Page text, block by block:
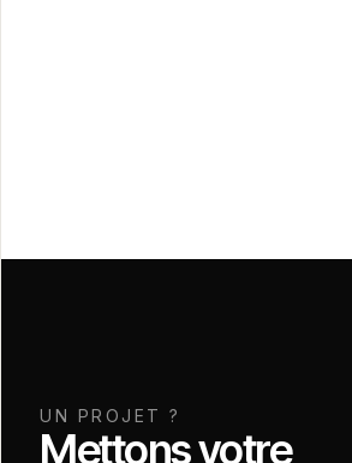
UN PROJET ?
Mettons votre